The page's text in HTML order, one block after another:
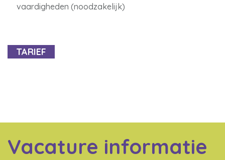
vaardigheden (noodzakelijk)
TARIEF
Vacature informatie